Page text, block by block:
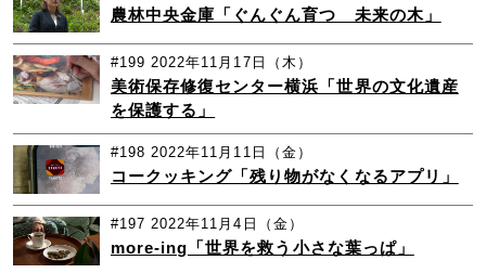
農林中央金庫「ぐんぐん育つ 未来の木」
#199 2022年11月17日（木）
美術保存修復センター横浜「世界の文化遺産
を保護する」
#198 2022年11月11日（金）
コークッキング「残り物がなくなるアプリ」
#197 2022年11月4日（金）
more-ing「世界を救う小さな葉っぱ」